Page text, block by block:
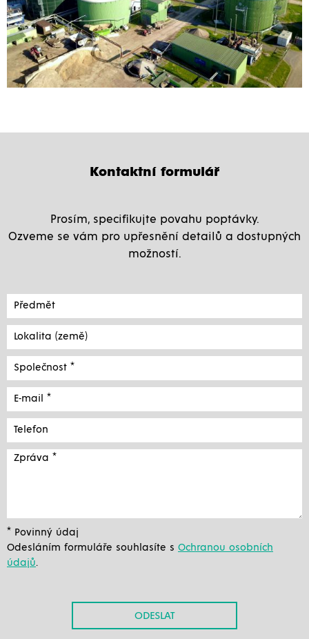
Kontaktní formulář
Prosím, specifikujte povahu poptávky.
Ozveme se vám pro upřesnění detailů a dostupných
možností.
* Povinný údaj
Odesláním formuláře souhlasíte s Ochranou osobních
údajů.
ODESLAT